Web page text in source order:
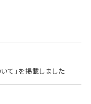
て」を掲載しました